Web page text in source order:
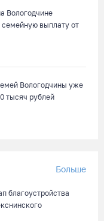
Вологодчине
выплату от
Вологодчины уже
тысяч рублей
Больше
благоустройства